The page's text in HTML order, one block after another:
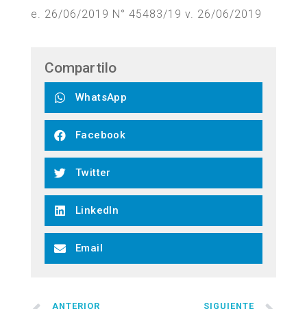
e. 26/06/2019 N° 45483/19 v. 26/06/2019
Compartilo
WhatsApp
Facebook
Twitter
LinkedIn
Email
ANTERIOR SIGUIENTE